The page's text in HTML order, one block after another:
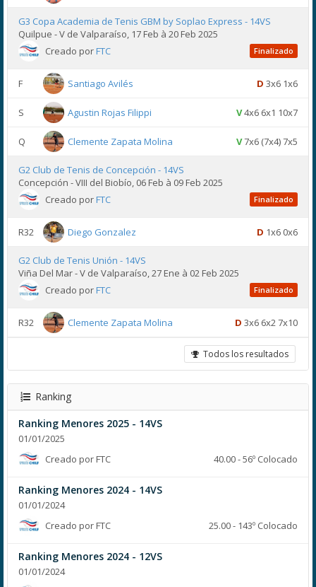
G3 Copa Academia de Tenis GBM by Soplao Express - 14VS
Quilpue - V de Valparaíso, 17 Feb à 20 Feb 2025
Creado porFTC Finalizado
F Santiago Avilés D 3x6 1x6
S Agustin Rojas Filippi V4x6 6x1 10x7
Q Clemente Zapata Molina V7x6 (7x4) 7x5
G2 Club de Tenis de Concepción - 14VS
Concepción - VIII del Biobío, 06 Feb à 09 Feb 2025
Creado porFTC Finalizado
R32 Diego Gonzalez D 1x6 0x6
G2 Club de Tenis Unión - 14VS
Viña Del Mar - V de Valparaíso, 27 Ene à 02 Feb 2025
Creado porFTC Finalizado
R32 Clemente Zapata Molina D 3x6 6x2 7x10
Todos los resultados
Ranking
Ranking Menores 2025 - 14VS
01/01/2025
Creado por FTC
40.00 - 56º Colocado
Ranking Menores 2024 - 14VS
01/01/2024
Creado por FTC
25.00 - 143º Colocado
Ranking Menores 2024 - 12VS
01/01/2024